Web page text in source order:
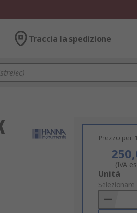
Traccia la spedizione
Prezzo per
(IVA
Add
to
Basket
Unità